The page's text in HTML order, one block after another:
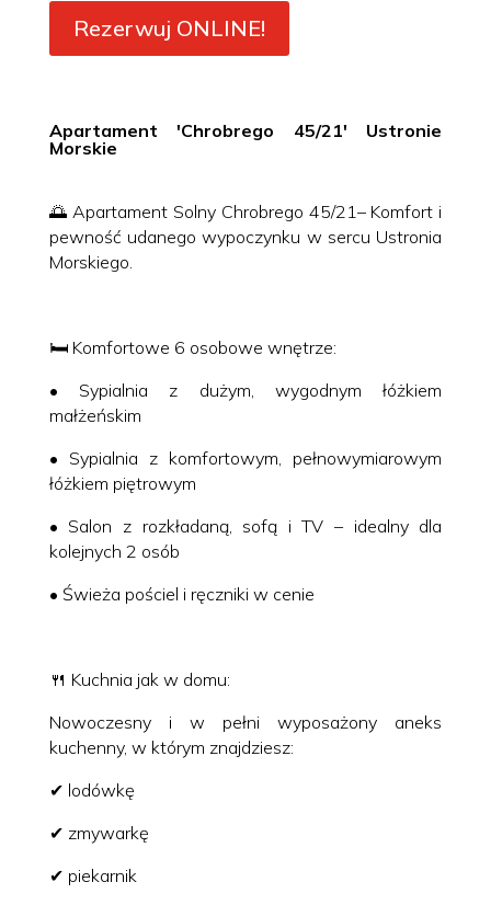
Rezerwuj ONLINE!
Apartament 'Chrobrego 45/21′ Ustronie
Morskie
🌅 Apartament Solny Chrobrego 45/21– Komfort i
pewność udanego wypoczynku w sercu Ustronia
Morskiego.
🛏️ Komfortowe 6 osobowe wnętrze:
• Sypialnia z dużym, wygodnym łóżkiem
małżeńskim
• Sypialnia z komfortowym, pełnowymiarowym
łóżkiem piętrowym
• Salon z rozkładaną, sofą i TV – idealny dla
kolejnych 2 osób
• Świeża pościel i ręczniki w cenie
🍴 Kuchnia jak w domu:
Nowoczesny i w pełni wyposażony aneks
kuchenny, w którym znajdziesz:
✔ lodówkę
✔ zmywarkę
✔ piekarnik